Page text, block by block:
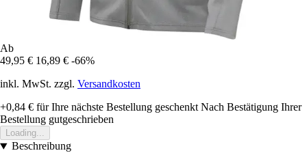
Ab
49,95 € 16,89 € -66%
inkl. MwSt. zzgl. Versandkosten
+0,84 € für Ihre nächste Bestellung geschenkt Nach Bestätigung Ihrer
Bestellung gutgeschrieben
Loading...
Beschreibung